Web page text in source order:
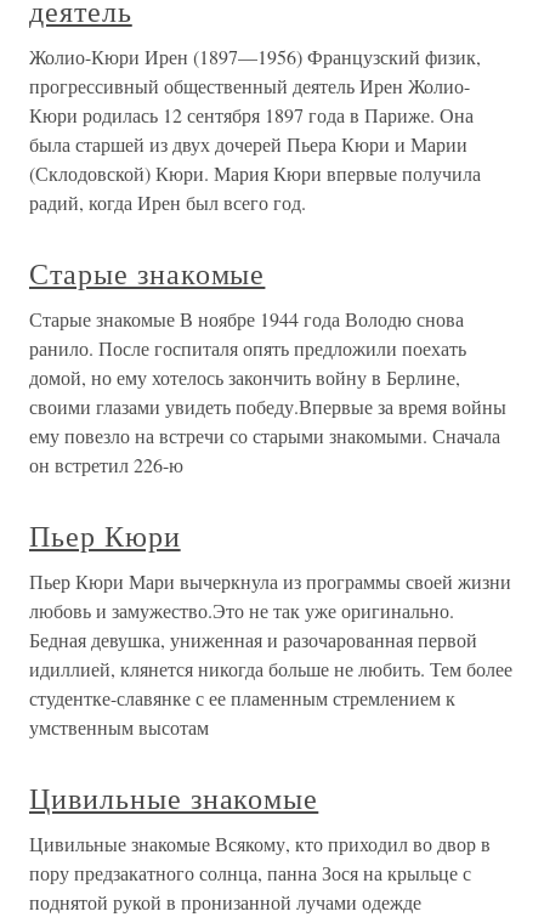
деятель
Жолио-Кюри Ирен (1897—1956) Французский физик,
прогрессивный общественный деятель Ирен Жолио-
Кюри родилась 12 сентября 1897 года в Париже. Она
была старшей из двух дочерей Пьера Кюри и Марии
(Склодовской) Кюри. Мария Кюри впервые получила
радий, когда Ирен был всего год.
Старые знакомые
Старые знакомые В ноябре 1944 года Володю снова
ранило. После госпиталя опять предложили поехать
домой, но ему хотелось закончить войну в Берлине,
своими глазами увидеть победу.Впервые за время войны
ему повезло на встречи со старыми знакомыми. Сначала
он встретил 226-ю
Пьер Кюри
Пьер Кюри Мари вычеркнула из программы своей жизни
любовь и замужество.Это не так уже оригинально.
Бедная девушка, униженная и разочарованная первой
идиллией, клянется никогда больше не любить. Тем более
студентке-славянке с ее пламенным стремлением к
умственным высотам
Цивильные знакомые
Цивильные знакомые Всякому, кто приходил во двор в
пору предзакатного солнца, панна Зося на крыльце с
поднятой рукой в пронизанной лучами одежде